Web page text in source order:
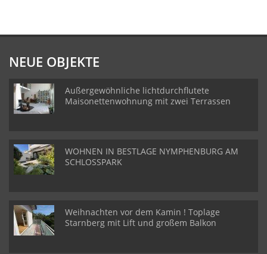
NEUE OBJEKTE
Außergewöhnliche lichtdurchflutete
Maisonettenwohnung mit zwei Terrassen
WOHNEN IN BESTLAGE NYMPHENBURG AM
SCHLOSSPARK
Weihnachten vor dem Kamin ! Toplage
Starnberg mit Lift und großem Balkon